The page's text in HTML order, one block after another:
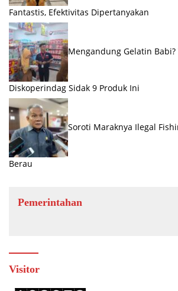
Fantastis, Efektivitas Dipertanyakan
Mengandung Gelatin
Diskoperindag Sidak 9 Produk Ini
Soroti Maraknya Ilegal
Berau
Pemerintahan
Visitor